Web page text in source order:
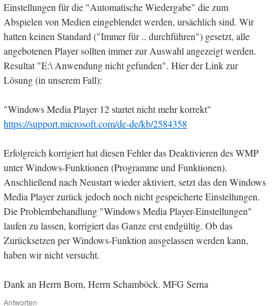
Einstellungen für die "Automatische Wiedergabe" die zum
Abspielen von Medien eingeblendet werden, ursächlich sind. Wir
hatten keinen Standard ("Immer für .. durchführen") gesetzt, alle
angebotenen Player sollten immer zur Auswahl angezeigt werden.
Resultat "E:\ Anwendung nicht gefunden". Hier der Link zur
Lösung (in unserem Fall):
"Windows Media Player 12 startet nicht mehr korrekt"
https://support.microsoft.com/de-de/kb/2584358
Erfolgreich korrigiert hat diesen Fehler das Deaktivieren des WMP
unter Windows-Funktionen (Programme und Funktionen).
Anschließend nach Neustart wieder aktiviert, setzt das den Windows
Media Player zurück jedoch noch nicht gespeicherte Einstellungen.
Die Problembehandlung "Windows Media Player-Einstellungen"
laufen zu lassen, korrigiert das Ganze erst endgültig. Ob das
Zurücksetzen per Windows-Funktion ausgelassen werden kann,
haben wir nicht versucht.
Dank an Herrn Born, Herrn Schamböck. MFG Serna
Antworten